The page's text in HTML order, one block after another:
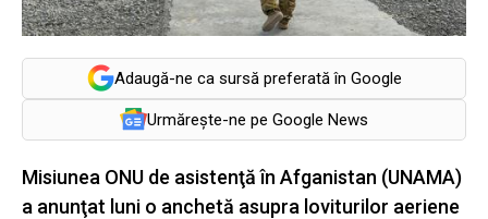
Adaugă-ne ca sursă preferată în Google
Urmărește-ne pe Google News
Misiunea ONU de asistenţă în Afganistan (UNAMA)
a anunţat luni o anchetă asupra loviturilor aeriene